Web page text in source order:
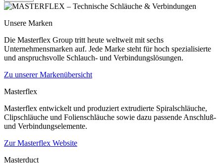
Unsere Marken
Die Masterflex Group tritt heute weltweit mit sechs
Unternehmensmarken auf. Jede Marke steht für hoch spezialisierte
und anspruchsvolle Schlauch- und Verbindungslösungen.
Zu unserer Markenübersicht
Masterflex
Masterflex entwickelt und produziert extrudierte Spiralschläuche,
Clipschläuche und Folienschläuche sowie dazu passende Anschluß-
und Verbindungselemente.
Zur Masterflex Website
Masterduct